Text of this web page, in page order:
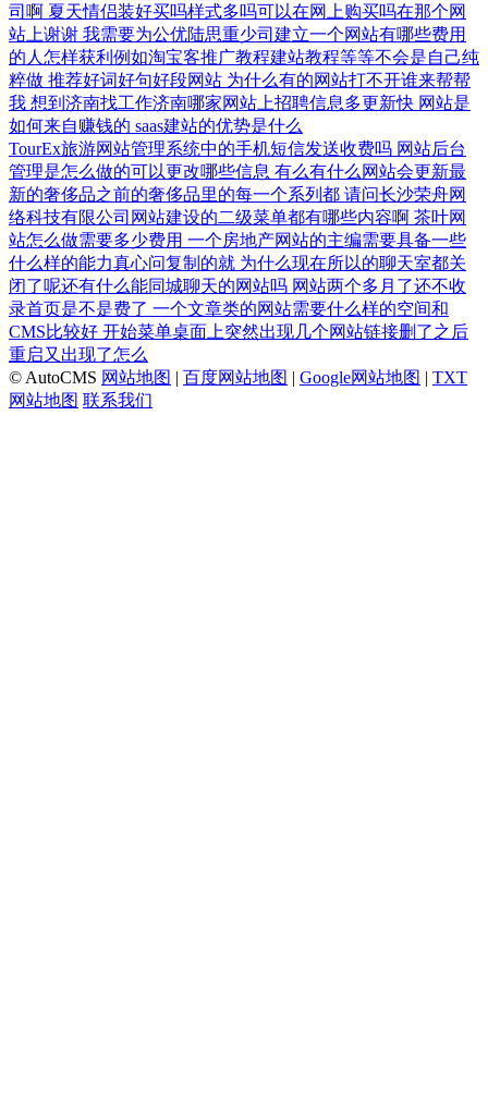
司啊 夏天情侣装好买吗样式多吗可以在网上购买吗在那个网
站上谢谢 我需要为公优陆思重少司建立一个网站有哪些费用
的人怎样获利例如淘宝客推广教程建站教程等等不会是自己纯
粹做 推荐好词好句好段网站 为什么有的网站打不开谁来帮帮
我 想到济南找工作济南哪家网站上招聘信息多更新快 网站是
如何来自赚钱的 saas建站的优势是什么
TourEx旅游网站管理系统中的手机短信发送收费吗 网站后台
管理是怎么做的可以更改哪些信息 有么有什么网站会更新最
新的奢侈品之前的奢侈品里的每一个系列都 请问长沙荣舟网
络科技有限公司网站建设的二级菜单都有哪些内容啊 茶叶网
站怎么做需要多少费用 一个房地产网站的主编需要具备一些
什么样的能力真心问复制的就 为什么现在所以的聊天室都关
闭了呢还有什么能同城聊天的网站吗 网站两个多月了还不收
录首页是不是费了 一个文章类的网站需要什么样的空间和
CMS比较好 开始菜单桌面上突然出现几个网站链接删了之后
重启又出现了怎么
© AutoCMS 网站地图 | 百度网站地图 | Google网站地图 | TXT
网站地图 联系我们